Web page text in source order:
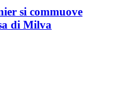
si commuove
di Milva